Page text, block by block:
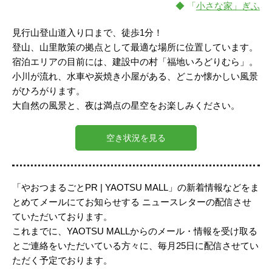
◆ 「小さな家」ぎふ
見行山登山道入り口まで、徒歩1分！
登山、山里散策の拠点として最適な場所に位置しています。
宿泊エリアの目前には、建設中の村「福地いろどりむら」。
小川が流れ、水車や炭焼き小屋がある、どこか懐かしい風景
がひろがります。
大自然の風景と、夜は満点の星空をお楽しみください。
空き状況を見る
「やおつまるごとPR | YAOTSU MALL」の新着情報などをま
とめてメールにてお知らせする ニュースレターの配信させ
ていただいております。
これまでに、YAOTSU MALLからのメール・情報を受け取る
とご連絡をいただいている方々に、毎月25日に配信させてい
ただく予定でおります。